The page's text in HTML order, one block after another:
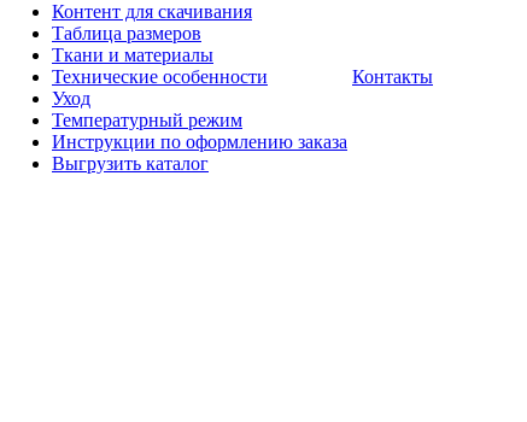
Контент для скачивания
Таблица размеров
Ткани и материалы
Технические особенности
Уход
Температурный режим
Инструкции по оформлению заказа
Выгрузить каталог
Контакты